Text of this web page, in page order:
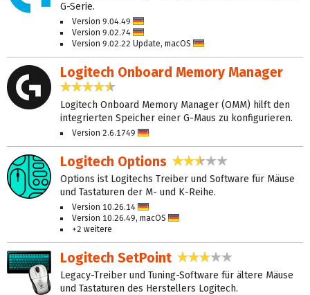
G-Serie.
Version 9.04.49
Version 9.02.74
Version 9.02.22 Update, macOS
Logitech Onboard Memory Manager
4,7 Sterne
Logitech Onboard Memory Manager (OMM) hilft den
integrierten Speicher einer G-Maus zu konfigurieren.
Version 2.6.1749
Logitech Options 2,7 Sterne
Options ist Logitechs Treiber und Software für Mäuse
und Tastaturen der M- und K-Reihe.
Version 10.26.14
Version 10.26.49, macOS
+2 weitere
Logitech SetPoint 3,1 Sterne
Legacy-Treiber und Tuning-Software für ältere Mäuse
und Tastaturen des Herstellers Logitech.